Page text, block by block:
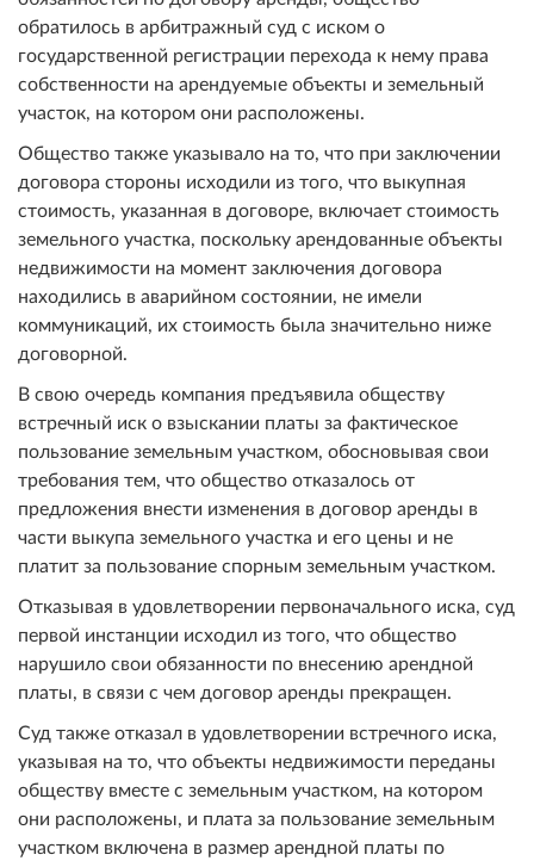
обратилось в арбитражный суд с иском о
государственной регистрации перехода к нему права
собственности на арендуемые объекты и земельный
участок, на котором они расположены.
Общество также указывало на то, что при заключении
договора стороны исходили из того, что выкупная
стоимость, указанная в договоре, включает стоимость
земельного участка, поскольку арендованные объекты
недвижимости на момент заключения договора
находились в аварийном состоянии, не имели
коммуникаций, их стоимость была значительно ниже
договорной.
В свою очередь компания предъявила обществу
встречный иск о взыскании платы за фактическое
пользование земельным участком, обосновывая свои
требования тем, что общество отказалось от
предложения внести изменения в договор аренды в
части выкупа земельного участка и его цены и не
платит за пользование спорным земельным участком.
Отказывая в удовлетворении первоначального иска, суд
первой инстанции исходил из того, что общество
нарушило свои обязанности по внесению арендной
платы, в связи с чем договор аренды прекращен.
Суд также отказал в удовлетворении встречного иска,
указывая на то, что объекты недвижимости переданы
обществу вместе с земельным участком, на котором
они расположены, и плата за пользование земельным
участком включена в размер арендной платы по